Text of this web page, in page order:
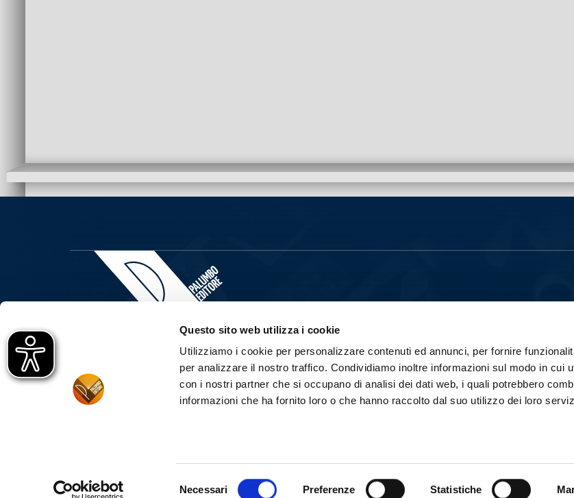
Questo sito web utilizza i cookie
Utilizziamo i cookie per personalizzare contenuti ed annunci, per fornire
per analizzare il nostro traffico. Condividiamo inoltre informazioni sul modo in cui
con i nostri partner che si occupano di analisi dei dati web, i quali potrebbero
informazioni che ha fornito loro o che hanno raccolto dal suo utilizzo dei loro
Necessari Preferenze Statistiche
LA G.B. PALUMBO & C. EDITORE S.P.A. È UNA CASA EDITRICE INDIPENDENTE CHE OPERA
PREVALENTEMENTE NEL SETTORE SCOLASTICO DAL 1939, CON PARTICOLARE RIGUARDO
ALL'AMBITO UMANISTICO IN CUI LA PALUMBO È LEADER DI MERCATO. ATTUALMENTE IL SUO
CATALOGO STORICO CONTA OLTRE 7.000 TITOLI PUBBLICATI.